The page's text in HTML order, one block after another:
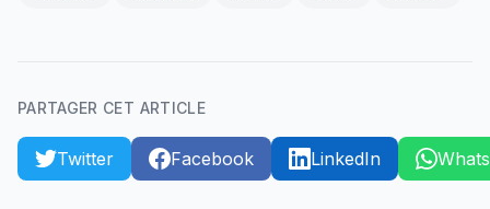
PARTAGER CET ARTICLE
Twitter Facebook LinkedIn